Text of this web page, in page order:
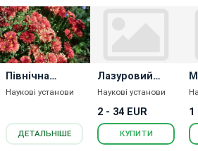
Північна
Пацифіка
Наукові установи
ДЕТАЛЬНІШЕ
Лазуровий
Берег
Наукові установи
2 - 34 EUR
КУПИТИ
1